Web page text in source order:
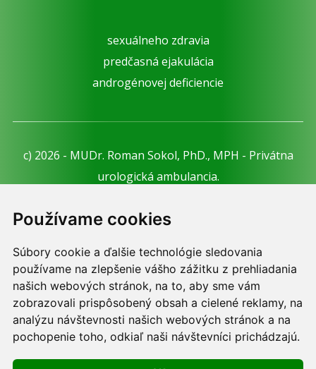
Používame cookies
Súbory cookie a ďalšie technológie sledovania
používame na zlepšenie vášho zážitku z prehliadania
našich webových stránok, na to, aby sme vám
zobrazovali prispôsobený obsah a cielené reklamy, na
analýzu návštevnosti našich webových stránok a na
pochopenie toho, odkiaľ naši návštevníci prichádzajú.
sexuálneho zdravia
predčasná ejakulácia
androgénovej deficiencie
c) 2026 - MUDr. Roman Sokol, PhD., MPH - Privátna
urologická ambulancia.
podmienkach prevádzkovateľa.
Používame cookies -nastavenie cookies.
Skopírovaním textu alebo časti textu z akejkoľvek
stránky tohto webu a jeho umiestnením na iný web
porušíte práva MUDr. Romana Sokola, PhD., MPH, ako